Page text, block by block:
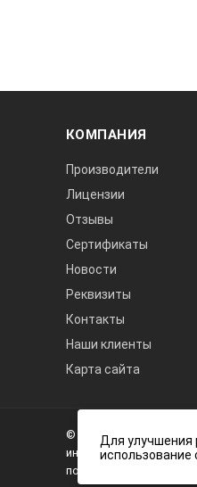
КОМПАНИЯ
Производители
Лицензии
Отзывы
Сертификаты
Новости
Реквизиты
Контакты
Наши клиенты
Карта сайта
Нагорный© 2026 А3 Инжиниринг
информационный
положениями статьи
Для улучшения
использование